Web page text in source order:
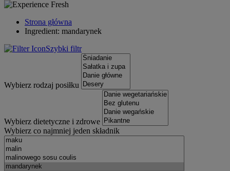
Strona główna
Ingredient: mandarynek
Szybki filtr
Wybierz rodzaj posiłku
Wybierz dietetyczne i zdrowe
Wybierz co najmniej jeden składnik